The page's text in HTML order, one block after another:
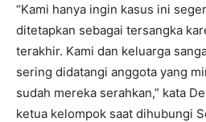
“Kami hanya ingin kasus ini
ditetapkan sebagai tersangka
terakhir. Kami dan keluarga
sering didatangi anggota yang
sudah mereka serahkan,” kata
ketua kelompok saat dihubungi